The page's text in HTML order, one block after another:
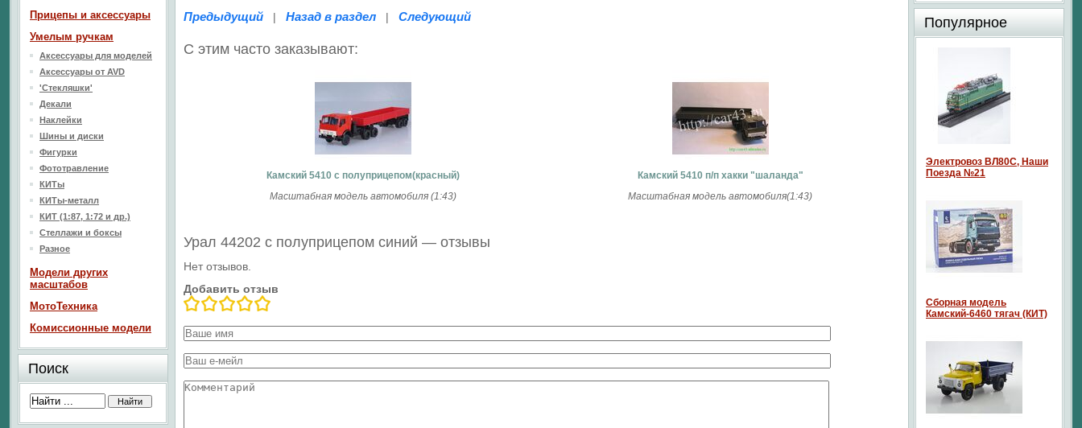
Предыдущий | Назад в раздел | Следующий
С этим часто заказывают:
Камский 5410 с полуприцепом(красный)
Масштабная модель автомобиля (1:43)
Камский 5410 п/п хакки "шаланда"
Масштабная модель автомобиля(1:43)
Урал 44202 с полуприцепом синий — отзывы
Нет отзывов.
Добавить отзыв
Прицепы и аксессуары
Умелым ручкам
Аксессуары для моделей
Аксессуары от AVD
'Стекляшки'
Декали
Наклейки
Шины и диски
Фигурки
Фототравление
КИТы
КИТы-металл
КИТ (1:87, 1:72 и др.)
Стеллажи и боксы
Разное
Модели других
масштабов
МотоТехника
Комиссионные модели
Поиск
Популярное
Электровоз ВЛ80С, Наши
Поезда №21
Сборная модель
Камский-6460 тягач (КИТ)